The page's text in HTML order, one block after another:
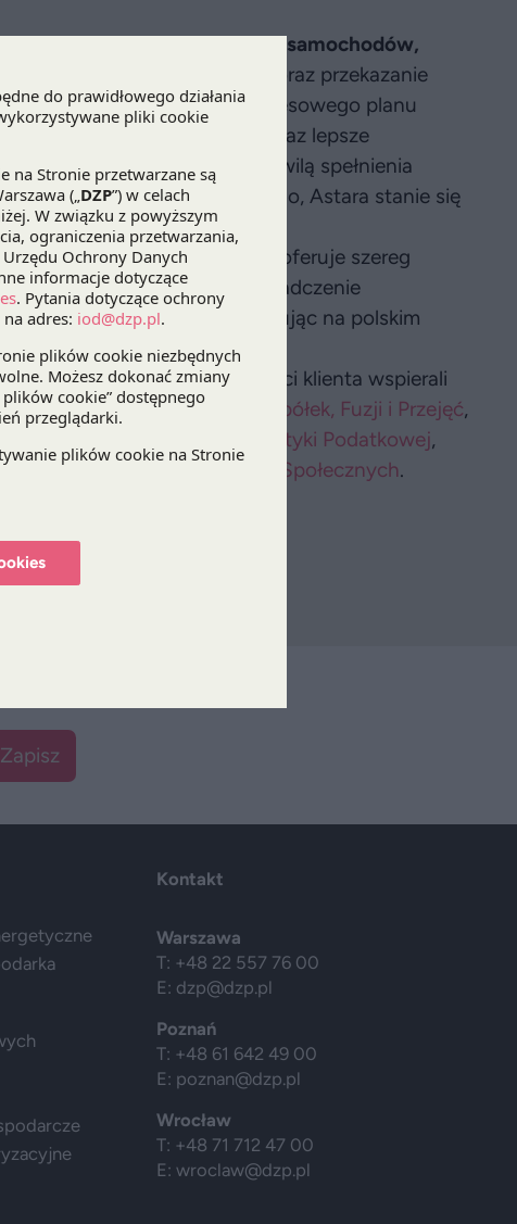
od Nissana dystrybucji samochodów,
Rozdzielenie organizacji oraz przekazanie
efektem realizacji średniookresowego planu
marki w Polsce oraz lepsze
Dzięki transakcji, z chwilą spełnienia
organu antymonopolowego, Astara stanie się
która działając w 19 krajach oferuje szereg
Ma także duże doświadczenie
które zdobywał współpracując na polskim
oraz w negocjacjach jej treści klienta wspierali
, Associate zPraktyki Prawa Spółek, Fuzji i Przejęć,
Praktyki Podatkowej,
Prawa Pracy i Ubezpieczeń Społecznych.
Zapisz
Kontakt
Warszawa
T: +48 22 557 76 00
E: dzp@dzp.pl
Poznań
T: +48 61 642 49 00
E: poznan@dzp.pl
Wrocław
T: +48 71 712 47 00
E: wroclaw@dzp.pl